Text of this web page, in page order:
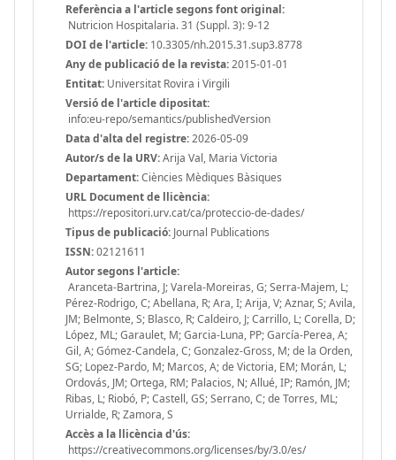
Referència a l'article segons font original:
Nutricion Hospitalaria. 31 (Suppl. 3): 9-12
DOI de l'article: 10.3305/nh.2015.31.sup3.8778
Any de publicació de la revista:2015-01-01
Entitat: Universitat Rovira i Virgili
Versió de l'article dipositat:
info:eu-repo/semantics/publishedVersion
Data d'alta del registre:2026-05-09
Autor/s de la URV:Arija Val, Maria Victoria
Departament:Ciències Mèdiques Bàsiques
URL Document de llicència:
https://repositori.urv.cat/ca/proteccio-de-dades/
Tipus de publicació: Journal Publications
ISSN:02121611
Autor segons l'article:
Aranceta-Bartrina, J; Varela-Moreiras, G; Serra-Majem, L;
Pérez-Rodrigo, C; Abellana, R; Ara, I; Arija, V; Aznar, S; Avila,
JM; Belmonte, S; Blasco, R; Caldeiro, J; Carrillo, L; Corella, D;
López, ML; Garaulet, M; Garcia-Luna, PP; García-Perea, A;
Gil, A; Gómez-Candela, C; Gonzalez-Gross, M; de la Orden,
SG; Lopez-Pardo, M; Marcos, A; de Victoria, EM; Morán, L;
Ordovás, JM; Ortega, RM; Palacios, N; Allué, IP; Ramón, JM;
Ribas, L; Riobó, P; Castell, GS; Serrano, C; de Torres, ML;
Urrialde, R; Zamora, S
Accès a la llicència d'ús:
https://creativecommons.org/licenses/by/3.0/es/